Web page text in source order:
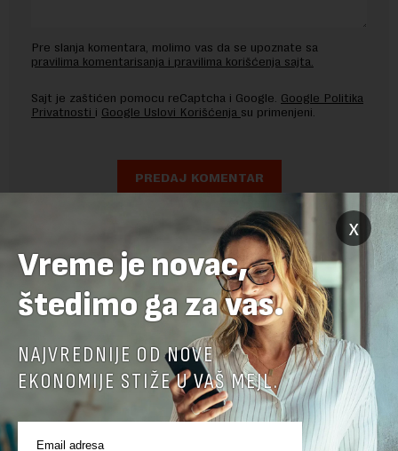
Pre slanja komentara, molimo vas da se upoznate sa
pravilima komentarisanja i pravilima korišćenja sajta.
Sajt je zaštićen pomocu reCaptcha i Google. Google Politika
Privatnosti i Google Uslovi Korišćenja su primenjeni.
POVEZANI SADRŽAJI
x
Vreme je novac,
štedimo ga za vas.
NAJVREDNIJE OD NOVE
EKONOMIJE STIŽE U VAŠ MEJL.